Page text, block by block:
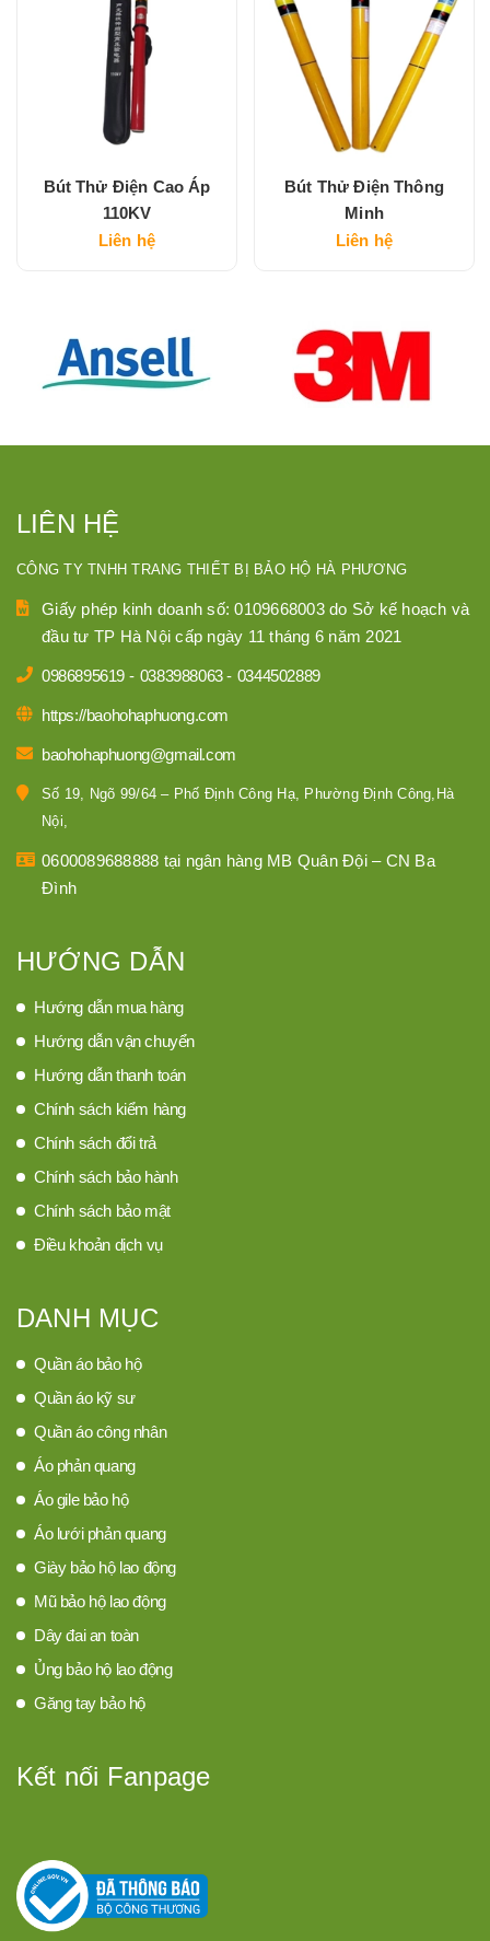
Bút Thử Điện Cao Áp
110KV
Liên hệ
Bút Thử Điện Thông
Minh
Liên hệ
LIÊN HỆ
CÔNG TY TNHH TRANG THIẾT BỊ BẢO HỘ HÀ PHƯƠNG
Giấy phép kinh doanh số: 0109668003 do Sở kế hoạch và
đầu tư TP Hà Nội cấp ngày 11 tháng 6 năm 2021
0986895619 - 0383988063- 0344502889
https://baohohaphuong.com
baohohaphuong@gmail.com
Số 19, Ngõ 99/64 – Phố Định Công Hạ, Phường Định Công,Hà
Nội,
0600089688888 tại ngân hàng MB Quân Đội – CN Ba
Đình
HƯỚNG DẪN
Hướng dẫn mua hàng
Hướng dẫn vận chuyển
Hướng dẫn thanh toán
Chính sách kiểm hàng
Chính sách đổi trả
Chính sách bảo hành
Chính sách bảo mật
Điều khoản dịch vụ
DANH MỤC
Quần áo bảo hộ
Quần áo kỹ sư
Quần áo công nhân
Áo phản quang
Áo gile bảo hộ
Áo lưới phản quang
Giày bảo hộ lao động
Mũ bảo hộ lao động
Dây đai an toàn
Ủng bảo hộ lao động
Găng tay bảo hộ
Kết nối Fanpage